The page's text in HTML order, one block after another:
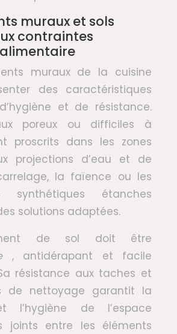
muraux et sols
contraintes
muraux de la cuisine
des caractéristiques
et de résistance.
poreux ou difficiles à
proscrits dans les zones
projections d’eau et de
la faïence ou les
synthétiques étanches
solutions adaptées.
de sol doit être
, antidérapant et facile
résistance aux taches et
de nettoyage garantit la
l’hygiène de l’espace
joints entre les éléments